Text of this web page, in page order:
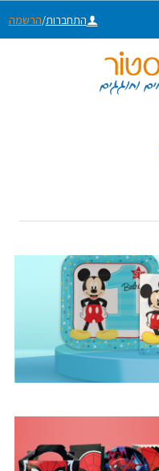
התחברות/הרשמה